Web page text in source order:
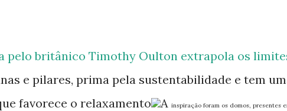
e pilares, prima pela sustentabilidade e tem
favorece o relaxamento
A inspiração foram os domos, presentes